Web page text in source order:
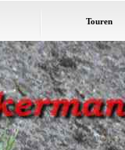
Touren